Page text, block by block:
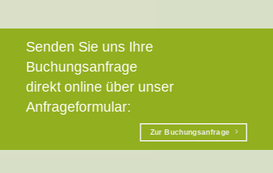
Senden Sie uns Ihre
Buchungsanfrage
direkt online über unser
Anfrageformular:
Zur Buchungsanfrage